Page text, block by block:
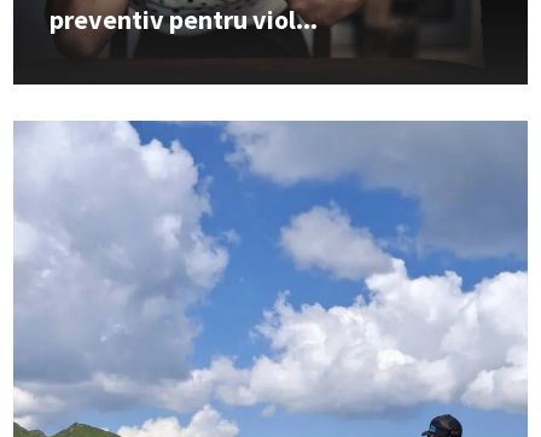
preventiv pentru viol...